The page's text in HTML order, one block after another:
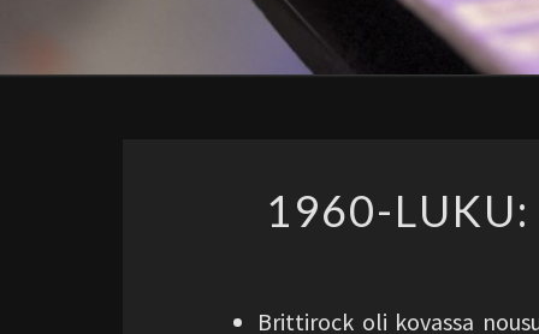
1960-LUKU:
Brittirock oli kovassa